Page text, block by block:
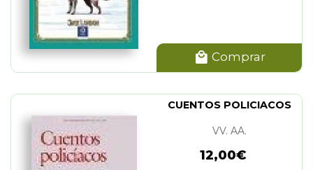
Comprar
CUENTOS POLICIACOS
VV. AA.
12,00€